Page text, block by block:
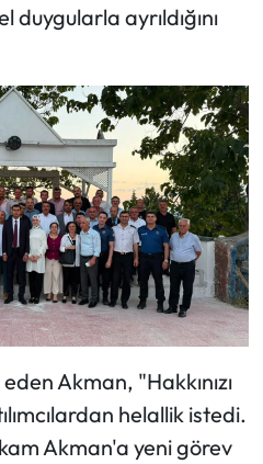
ayrıldığını
Akman, "Hakkınızı
helallik istedi.
Akman'a yeni görev